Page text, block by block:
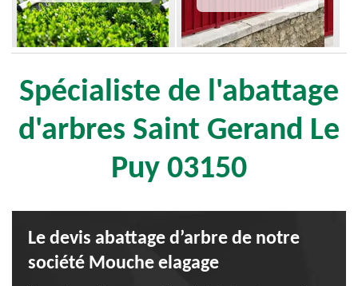
Spécialiste de l'abattage
d'arbres Saint Gerand Le
Puy 03150
Le devis abattage d’arbre de notre
société Mouche elagage